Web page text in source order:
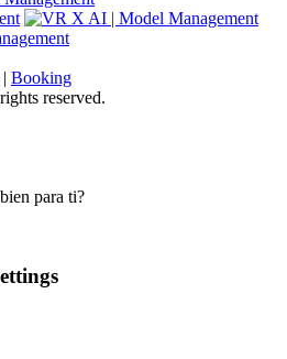
Booking
reserved.
para ti?